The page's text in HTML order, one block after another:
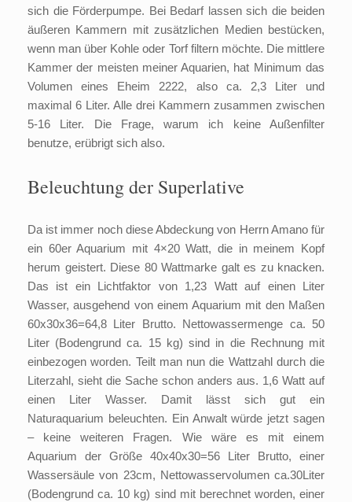
sich die Förderpumpe. Bei Bedarf lassen sich die beiden
äußeren Kammern mit zusätzlichen Medien bestücken,
wenn man über Kohle oder Torf filtern möchte. Die mittlere
Kammer der meisten meiner Aquarien, hat Minimum das
Volumen eines Eheim 2222, also ca. 2,3 Liter und
maximal 6 Liter. Alle drei Kammern zusammen zwischen
5-16 Liter. Die Frage, warum ich keine Außenfilter
benutze, erübrigt sich also.
Beleuchtung der Superlative
Da ist immer noch diese Abdeckung von Herrn Amano für
ein 60er Aquarium mit 4×20 Watt, die in meinem Kopf
herum geistert. Diese 80 Wattmarke galt es zu knacken.
Das ist ein Lichtfaktor von 1,23 Watt auf einen Liter
Wasser, ausgehend von einem Aquarium mit den Maßen
60x30x36=64,8 Liter Brutto. Nettowassermenge ca. 50
Liter (Bodengrund ca. 15 kg) sind in die Rechnung mit
einbezogen worden. Teilt man nun die Wattzahl durch die
Literzahl, sieht die Sache schon anders aus. 1,6 Watt auf
einen Liter Wasser. Damit lässt sich gut ein
Naturaquarium beleuchten. Ein Anwalt würde jetzt sagen
– keine weiteren Fragen. Wie wäre es mit einem
Aquarium der Größe 40x40x30=56 Liter Brutto, einer
Wassersäule von 23cm, Nettowasservolumen ca.30Liter
(Bodengrund ca. 10 kg) sind mit berechnet worden, einer